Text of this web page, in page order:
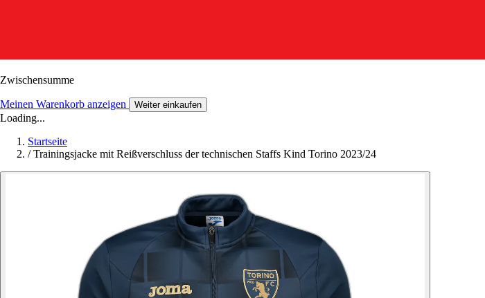
Zwischensumme
Meinen Warenkorb anzeigen Weiter einkaufen
Loading...
Startseite
/ Trainingsjacke mit Reißverschluss der technischen Staffs Kind Torino 2023/24